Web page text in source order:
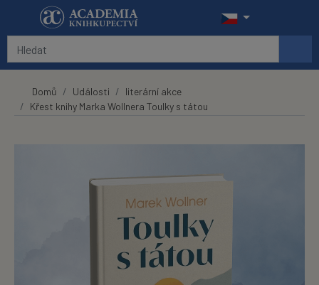
Přeskočit na hlavní obsah
Domů Události
literární akce
Křest knihy Marka Wollnera Toulky s tátou